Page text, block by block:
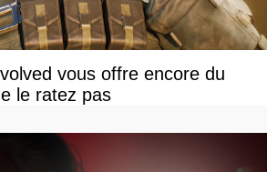
vous offre encore du
le ratez pas